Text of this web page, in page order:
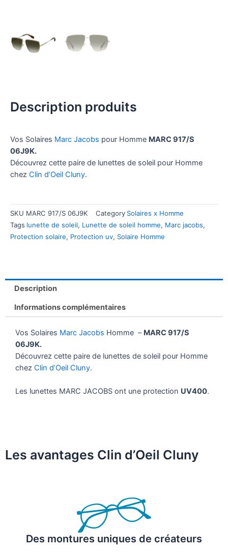
Description produits
Vos Solaires Marc Jacobs pour Homme MARC 917/S
06J9K.
Découvrez cette paire de lunettes de soleil pour Homme
chez Clin d’Oeil Cluny.
SKU MARC 917/S 06J9K Category Solaires x Homme
Tags lunette de soleil, Lunette de soleil homme, Marc jacobs,
Protection solaire, Protection uv, Solaire Homme
Description
Informations complémentaires
Vos Solaires Marc Jacobs Homme – MARC 917/S
06J9K.
Découvrez cette paire de lunettes de soleil pour Homme
chez Clin d’Oeil Cluny.
Les lunettes MARC JACOBS ont une protection UV400.
Les avantages Clin d’Oeil Cluny
Des montures uniques de créateurs